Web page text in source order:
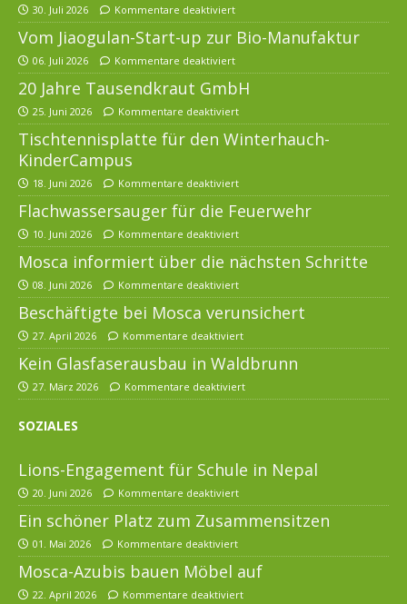
30. Juli 2026 Kommentare deaktiviert
Vom Jiaogulan-Start-up zur Bio-Manufaktur
06. Juli 2026 Kommentare deaktiviert
20 Jahre Tausendkraut GmbH
25. Juni 2026 Kommentare deaktiviert
Tischtennisplatte für den Winterhauch-
KinderCampus
18. Juni 2026 Kommentare deaktiviert
Flachwassersauger für die Feuerwehr
10. Juni 2026 Kommentare deaktiviert
Mosca informiert über die nächsten Schritte
08. Juni 2026 Kommentare deaktiviert
Beschäftigte bei Mosca verunsichert
27. April 2026 Kommentare deaktiviert
Kein Glasfaserausbau in Waldbrunn
27. März 2026 Kommentare deaktiviert
SOZIALES
Lions-Engagement für Schule in Nepal
20. Juni 2026 Kommentare deaktiviert
Ein schöner Platz zum Zusammensitzen
01. Mai 2026 Kommentare deaktiviert
Mosca-Azubis bauen Möbel auf
22. April 2026 Kommentare deaktiviert